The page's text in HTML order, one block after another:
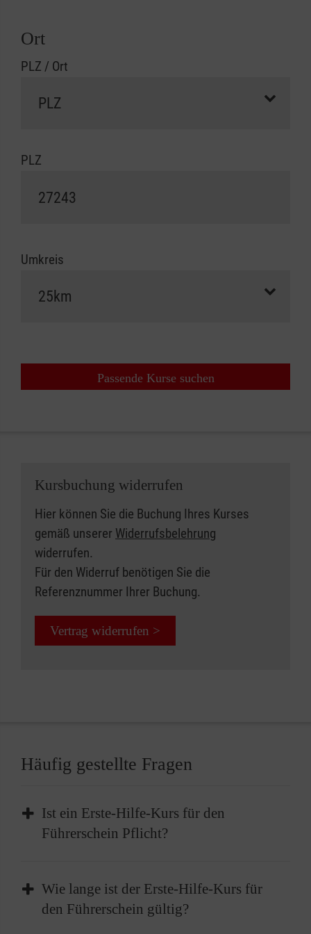
Ort
PLZ / Ort
PLZ
Umkreis
Passende Kurse suchen
Kursbuchung widerrufen
Hier können Sie die Buchung Ihres Kurses
gemäß unserer Widerrufsbelehrung
widerrufen.
Für den Widerruf benötigen Sie die
Referenznummer Ihrer Buchung.
Vertrag widerrufen >
Häufig gestellte Fragen
Ist ein Erste-Hilfe-Kurs für den
Führerschein Pflicht?
Die Teilnahme an einem Erste-Hilfe-Kurs ist
Pflicht, bevor Sie Ihren Führerschein erhalten
können. Vor der Führerscheinprüfung müssen
Wie lange ist der Erste-Hilfe-Kurs für
den Führerschein gültig?